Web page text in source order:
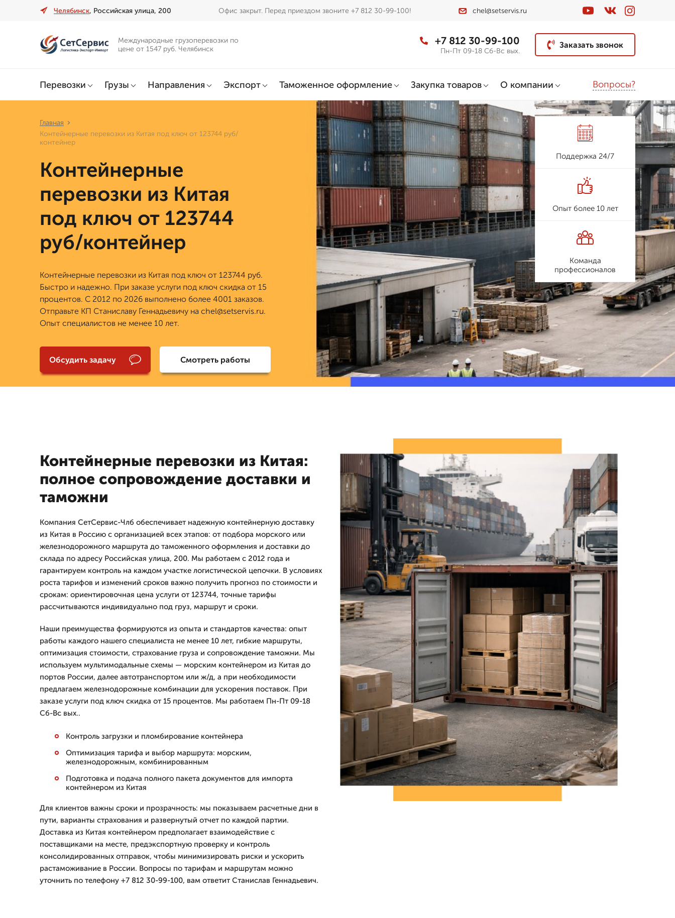
Челябинск, Российская улица, 200 Офис закрыт. Перед приездом звоните +7 812 30-99-100! chel@setservis.ru
Международные грузоперевозки по
цене от 1547 руб. Челябинск
+7 812 30-99-100
Пн-Пт 09-18 Сб-Вс вых.
Заказать звонок
Перевозки Грузы Направления Экспорт Таможенное оформление Закупка товаров О компании Вопросы?
Главная
Контейнерные перевозки из Китая под ключ от 123744 руб/
контейнер
Контейнерные
перевозки из Китая
под ключ от 123744
руб/контейнер
Контейнерные перевозки из Китая под ключ от 123744 руб.
Быстро и надежно. При заказе услуги под ключ скидка от 15
процентов. С 2012 по 2026 выполнено более 4001 заказов.
Отправьте КП Станиславу Геннадьевичу на chel@setservis.ru.
Опыт специалистов не менее 10 лет.
Обсудить задачу Смотреть работы
Поддержка 24/7
Опыт более 10 лет
Команда
профессионалов
Контейнерные перевозки из Китая:
полное сопровождение доставки и
таможни
Компания СетСервис-Члб обеспечивает надежную контейнерную доставку
из Китая в Россию с организацией всех этапов: от подбора морского или
железнодорожного маршрута до таможенного оформления и доставки до
склада по адресу Российская улица, 200. Мы работаем с 2012 года и
гарантируем контроль на каждом участке логистической цепочки. В условиях
роста тарифов и изменений сроков важно получить прогноз по стоимости и
срокам: ориентировочная цена услуги от 123744, точные тарифы
рассчитываются индивидуально под груз, маршрут и сроки.
Наши преимущества формируются из опыта и стандартов качества: опыт
работы каждого нашего специалиста не менее 10 лет, гибкие маршруты,
оптимизация стоимости, страхование груза и сопровождение таможни. Мы
используем мультимодальные схемы — морским контейнером из Китая до
портов России, далее автотранспортом или ж/д, а при необходимости
предлагаем железнодорожные комбинации для ускорения поставок. При
заказе услуги под ключ скидка от 15 процентов. Мы работаем Пн-Пт 09-18
Сб-Вс вых..
Контроль загрузки и пломбирование контейнера
Оптимизация тарифа и выбор маршрута: морским,
железнодорожным, комбинированным
Подготовка и подача полного пакета документов для импорта
контейнером из Китая
Для клиентов важны сроки и прозрачность: мы показываем расчетные дни в
пути, варианты страхования и развернутый отчет по каждой партии.
Доставка из Китая контейнером предполагает взаимодействие с
поставщиками на месте, предэкспортную проверку и контроль
консолидированных отправок, чтобы минимизировать риски и ускорить
растаможивание в России. Вопросы по тарифам и маршрутам можно
уточнить по телефону +7 812 30-99-100, вам ответит Станислав Геннадьевич.